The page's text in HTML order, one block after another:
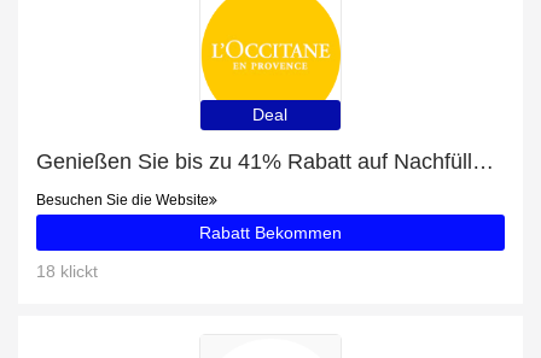
Deal
Genießen Sie bis zu 41% Rabatt auf Nachfüllpackungen Körperpflege
Besuchen Sie die Website
Rabatt Bekommen
18 klickt